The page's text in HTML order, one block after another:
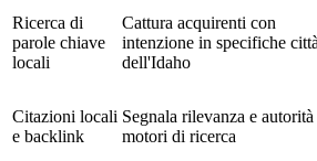
Ricerca di
parole chiave
locali
Cattura acquirenti con
intenzione in specifiche città
dell'Idaho
Citazioni locali
e backlink
Segnala rilevanza e autorità
motori di ricerca